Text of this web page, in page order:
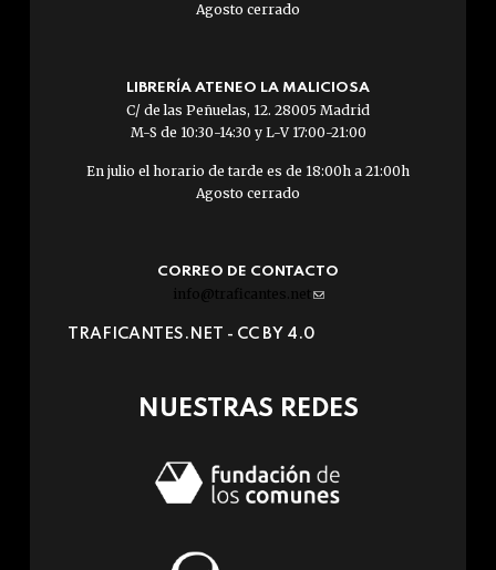
Agosto cerrado
LIBRERÍA ATENEO LA MALICIOSA
C/ de las Peñuelas, 12. 28005 Madrid
M-S de 10:30-14:30 y L-V 17:00-21:00
En julio el horario de tarde es de 18:00h a 21:00h
Agosto cerrado
CORREO DE CONTACTO
info@traficantes.net (link
e-
TRAFICANTES.NET - CC BY 4.0
NUESTRAS REDES